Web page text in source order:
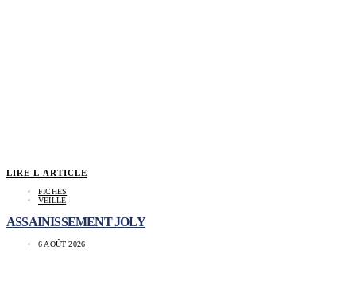
LIRE L'ARTICLE
FICHES
VEILLE
ASSAINISSEMENT JOLY
6 AOÛT 2026